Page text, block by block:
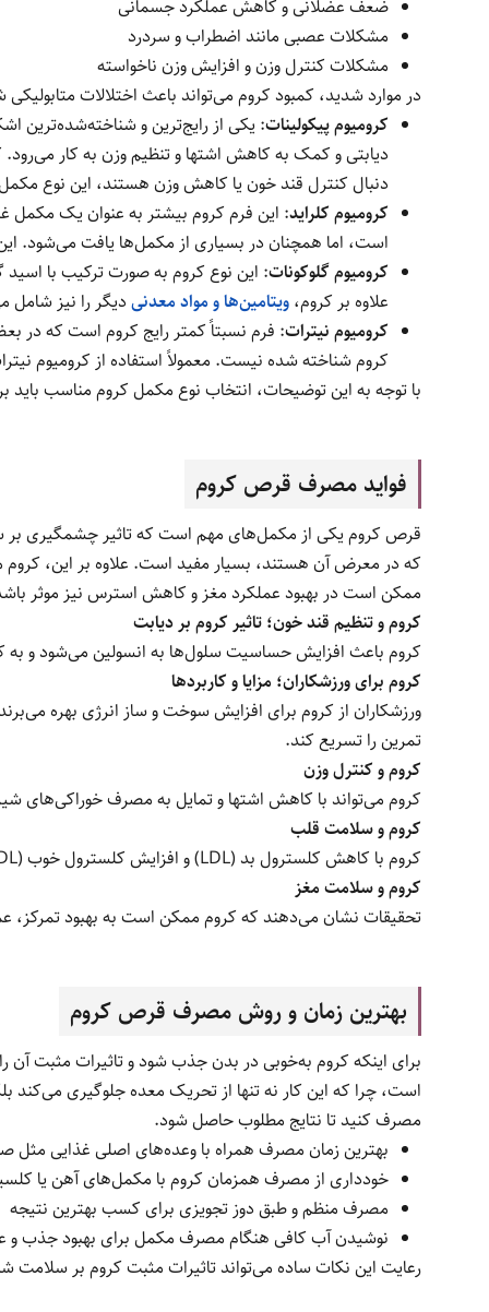
ضعف عضلانی و کاهش عملکرد جسمانی
مشکلات عصبی مانند اضطراب و سردرد
مشکلات کنترل وزن و افزایش وزن ناخواسته
در موارد شدید، کمبود کروم می‌تواند باعث اختلالات
کرومیوم پیکولینات: یکی از رایج‌ترین و شناخته‌شده‌ترین
دیابتی و کمک به کاهش اشتها و تنظیم وزن به کار می‌رود.
دنبال کنترل قند خون یا کاهش وزن هستند، این نوع
کرومیوم کلراید: این فرم کروم بیشتر به عنوان یک مکمل
است، اما همچنان در بسیاری از مکمل‌ها یافت می‌شود. این
کرومیوم گلوکونات: این نوع کروم به صورت ترکیب با
علاوه بر کروم، ویتامین‌ها و مواد معدنی دیگر را نیز شامل
کرومیوم نیترات: فرم نسبتاً کمتر رایج کروم است که در
کروم شناخته شده نیست. معمولاً استفاده از
با توجه به این توضیحات، انتخاب نوع مکمل کروم مناسب
فواید مصرف قرص کروم
که در معرض آن هستند، بسیار مفید است. علاوه بر این،
ممکن است در بهبود عملکرد مغز و کاهش استرس نیز موثر
کروم و تنظیم قند خون؛ تاثیر کروم بر دیابت
کروم باعث افزایش حساسیت سلول‌ها به انسولین می‌شود و
کروم برای ورزشکاران؛ مزایا و کاربردها
ورزشکاران از کروم برای افزایش سوخت و ساز انرژی بهره
تمرین را تسریع کند.
کروم و کنترل وزن
کروم می‌تواند با کاهش اشتها و تمایل به مصرف
کروم و سلامت قلب
کروم با کاهش کلسترول بد (LDL) و افزایش کلسترول خوب (HDL) به بهبود سلامت قلب کمک می‌کند و خطر بیماری‌های قلبی را کاهش می‌دهد.
کروم و سلامت مغز
تحقیقات نشان می‌دهند که کروم ممکن است به بهبود تمرکز،
بهترین زمان و روش مصرف قرص کروم
برای اینکه کروم به‌خوبی در بدن جذب شود و تاثیرات مثبت
است، چرا که این کار نه تنها از تحریک معده جلوگیری
مصرف کنید تا نتایج مطلوب حاصل شود.
بهترین زمان مصرف همراه با وعده‌های اصلی غذایی مثل
خودداری از مصرف همزمان کروم با مکمل‌های آهن یا
مصرف منظم و طبق دوز تجویزی برای کسب بهترین نتیجه
نوشیدن آب کافی هنگام مصرف مکمل برای بهبود جذب و
رعایت این نکات ساده می‌تواند تاثیرات مثبت کروم بر